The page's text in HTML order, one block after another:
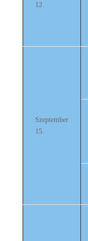
12.
Szeptember
15.